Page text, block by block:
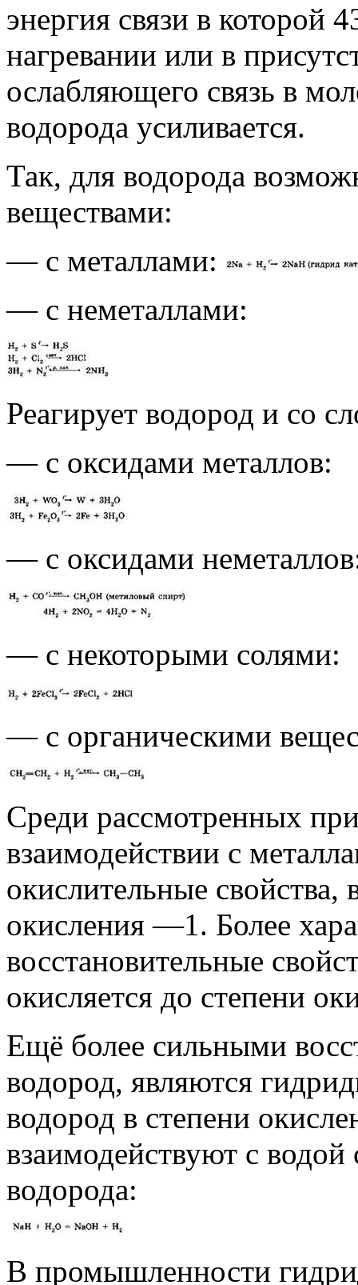
энергия связи в
нагревании или в
ослабляющего связь в
водорода усиливается.
Так, для водорода
веществами:
— с металлами:
— с неметаллами:
Реагирует водород и со
— с оксидами металлов:
— с оксидами
— с некоторыми солями:
— с органическими
Среди рассмотренных
взаимодействии с
окислительные свойства,
окисления —1. Более
восстановительные
окисляется до степени
Ещё более сильными
водород, являются
водород в степени
взаимодействуют с водой
водорода:
В промышленности